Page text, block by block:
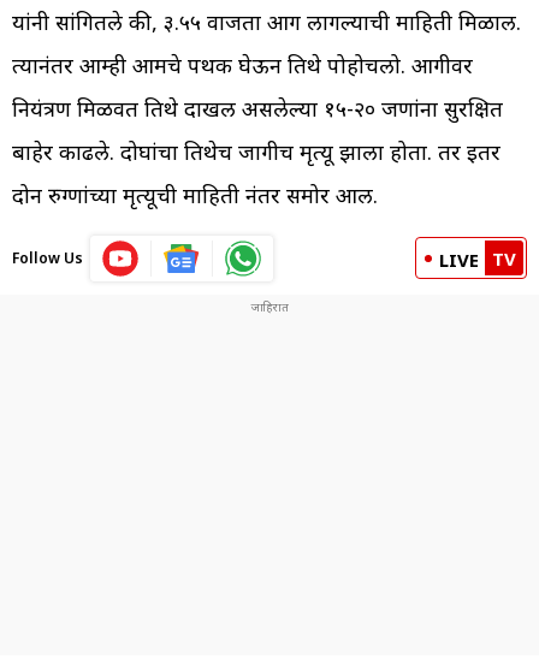
यांनी सांगितले की, ३.५५ वाजता आग लागल्याची माहिती मिळाली.
त्यानंतर आम्ही आमचे पथक घेऊन तिथे पोहोचलो. आगीवर
नियंत्रण मिळवत तिथे दाखल असलेल्या १५-२० जणांना सुरक्षित
बाहेर काढले. दोघांचा तिथेच जागीच मृत्यू झाला होता. तर इतर
दोन रुग्णांच्या मृत्यूची माहिती नंतर समोर आली.
Follow Us LIVE TV